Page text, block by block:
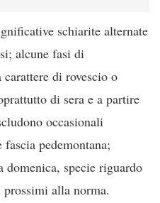
schiarite alternate
alcune fasi di
di rovescio o
di sera e a partire
occasionali
pedemontana;
domenica, specie riguardo
alla norma.